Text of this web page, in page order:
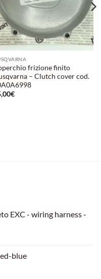
frizione finito
– Clutch cover cod.
€
EXC - wiring harness -
blue